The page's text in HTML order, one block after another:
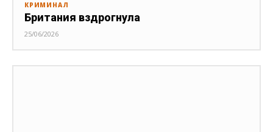
КРИМИНАЛ
Британия вздрогнула
25/06/2026